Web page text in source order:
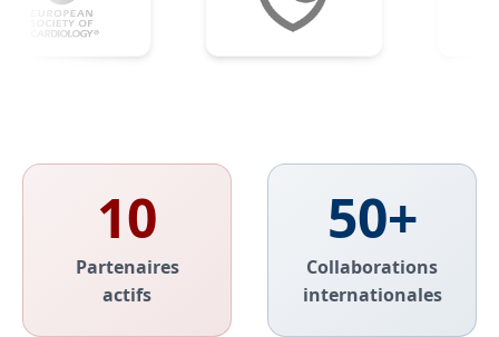
10
Partenaires
actifs
50+
Collaborations
internationales